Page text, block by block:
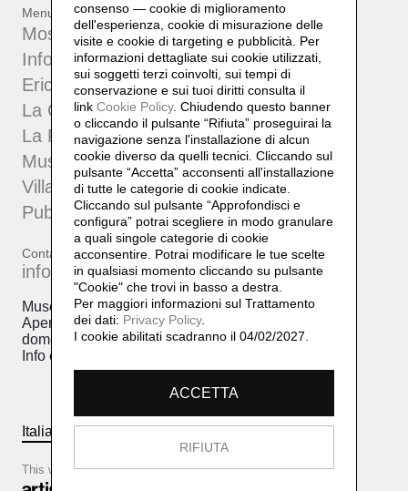
Menu
Mostre ed Eventi
Info
Erich Lindenberg
La Collezione
La Fondazione
Museo Villa Pia
Villa Pia 2
Pubblicazioni
Contatti
info@fondazionelindenberg.org
Museo Villa Pia, via Cantonale 24, 6948 Porza.
Apertura al pubblico: venerdì 10-17 sabato 10-17
domenica 10-17
Info e prenotazioni +41(0)919401864
Italiano English
This website is based on
consenso — cookie di miglioramento
dell'esperienza, cookie di misurazione delle
visite e cookie di targeting e pubblicità. Per
informazioni dettagliate sui cookie utilizzati,
sui soggetti terzi coinvolti, sui tempi di
conservazione e sui tuoi diritti consulta il
link Cookie Policy. Chiudendo questo banner
o cliccando il pulsante “Rifiuta” proseguirai la
navigazione senza l'installazione di alcun
cookie diverso da quelli tecnici. Cliccando sul
pulsante “Accetta” acconsenti all'installazione
di tutte le categorie di cookie indicate.
Cliccando sul pulsante “Approfondisci e
configura” potrai scegliere in modo granulare
a quali singole categorie di cookie
acconsentire. Potrai modificare le tue scelte
in qualsiasi momento cliccando su pulsante
"Cookie" che trovi in basso a destra.
Per maggiori informazioni sul Trattamento
dei dati: Privacy Policy.
I cookie abilitati scadranno il 04/02/2027.
ACCETTA
RIFIUTA